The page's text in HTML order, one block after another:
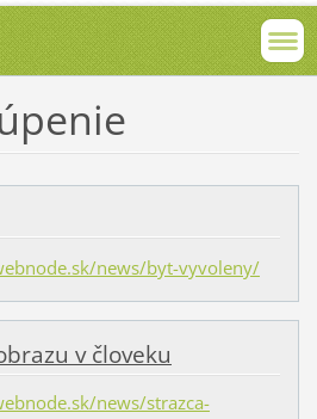
news/byt-vyvoleny/
v človeku
news/strazca-